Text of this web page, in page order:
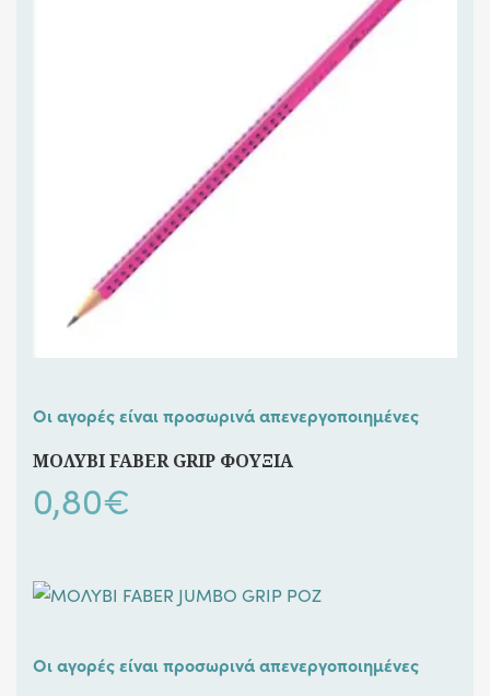
Οι αγορές είναι προσωρινά απενεργοποιημένες
ΜΟΛΥΒΙ FABER GRIP ΦΟΥΞΙΑ
0,80€
Οι αγορές είναι προσωρινά απενεργοποιημένες